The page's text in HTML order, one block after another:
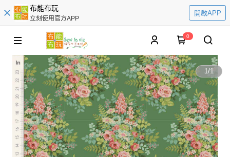
布能布玩
立刻使用官方APP
開啟APP
0
1/1